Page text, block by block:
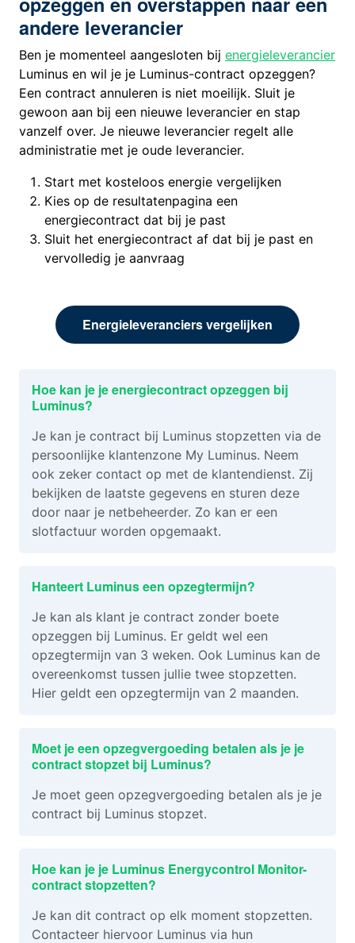
andere leverancier
Ben je momenteel aangesloten bij energieleverancier
Luminus en wil je je Luminus-contract opzeggen?
Een contract annuleren is niet moeilijk. Sluit je
gewoon aan bij een nieuwe leverancier en stap
vanzelf over. Je nieuwe leverancier regelt alle
administratie met je oude leverancier.
Start met kosteloos energie vergelijken
Kies op de resultatenpagina een
energiecontract dat bij je past
Sluit het energiecontract af dat bij je past en
vervolledig je aanvraag
Energieleveranciers vergelijken
Hoe kan je je energiecontract opzeggen bij
Luminus?
Je kan je contract bij Luminus stopzetten via de
persoonlijke klantenzone My Luminus. Neem
ook zeker contact op met de klantendienst. Zij
bekijken de laatste gegevens en sturen deze
door naar je netbeheerder. Zo kan er een
slotfactuur worden opgemaakt.
Hanteert Luminus een opzegtermijn?
Je kan als klant je contract zonder boete
opzeggen bij Luminus. Er geldt wel een
opzegtermijn van 3 weken. Ook Luminus kan de
overeenkomst tussen jullie twee stopzetten.
Hier geldt een opzegtermijn van 2 maanden.
Moet je een opzegvergoeding betalen als je je
contract stopzet bij Luminus?
Je moet geen opzegvergoeding betalen als je je
contract bij Luminus stopzet.
Hoe kan je je Luminus Energycontrol Monitor-
contract stopzetten?
Je kan dit contract op elk moment stopzetten.
Contacteer hiervoor Luminus via hun